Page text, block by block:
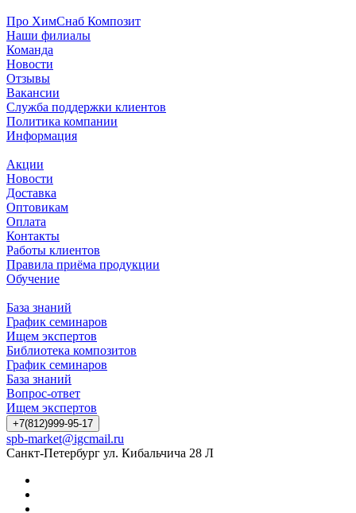
Про ХимСнаб Композит
Наши филиалы
Команда
Новости
Отзывы
Вакансии
Служба поддержки клиентов
Политика компании
Информация
Акции
Новости
Доставка
Оптовикам
Оплата
Контакты
Работы клиентов
Правила приёма продукции
Обучение
База знаний
График семинаров
Ищем экспертов
Библиотека композитов
График семинаров
База знаний
Вопрос-ответ
Ищем экспертов
+7(812)999-95-17
spb-market@igcmail.ru
Санкт-Петербург ул. Кибальчича 28 Л